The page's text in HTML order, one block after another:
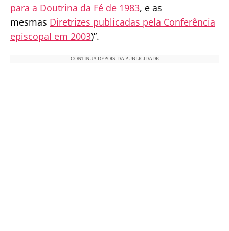
para a Doutrina da Fé de 1983, e as
mesmas Diretrizes publicadas pela Conferência
episcopal em 2003)”.
CONTINUA DEPOIS DA PUBLICIDADE